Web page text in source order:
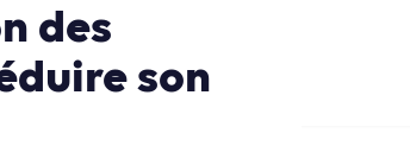
des
son